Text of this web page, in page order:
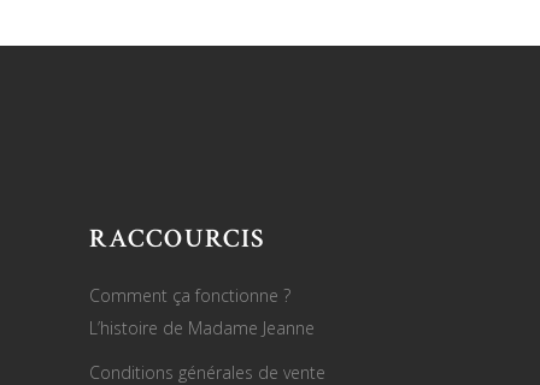
RACCOURCIS
Comment ça fonctionne ?
L’histoire de Madame Jeanne
Conditions générales de vente